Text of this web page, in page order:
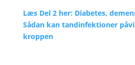
Læs Del 2 her: Diabetes,
Sådan kan tandinfektioner
kroppen